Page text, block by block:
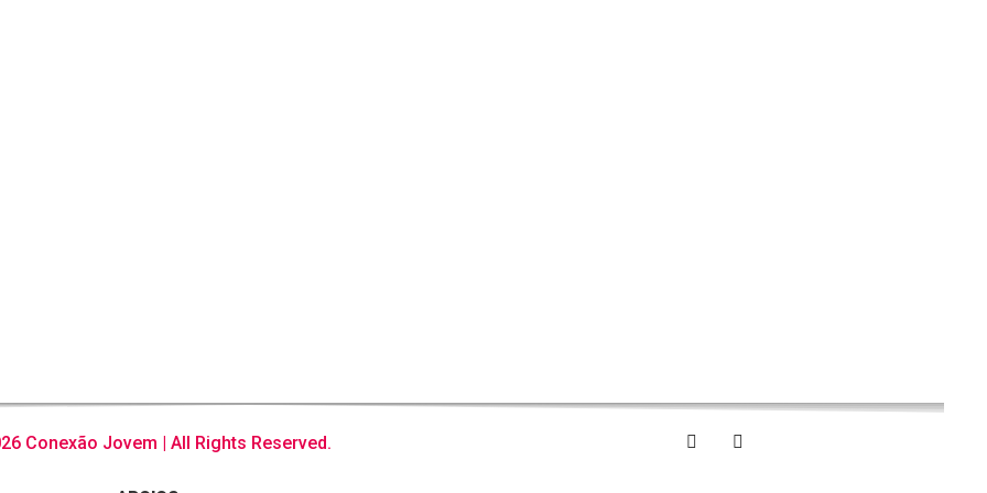
Conexão Jovem | All Rights Reserved.